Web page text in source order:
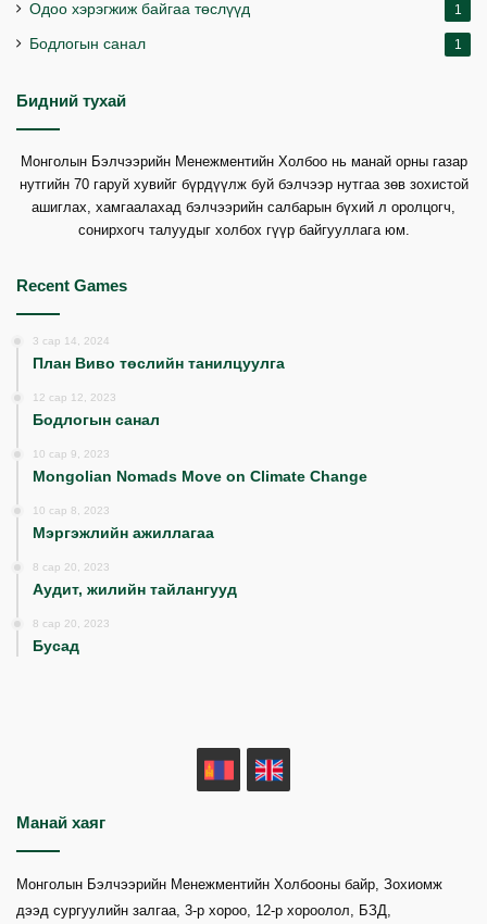
Одоо хэрэгжиж байгаа төслүүд 1
Бодлогын санал 1
Бидний тухай
Монголын Бэлчээрийн Менежментийн Холбоо нь манай орны газар
нутгийн 70 гаруй хувийг бүрдүүлж буй бэлчээр нутгаа зөв зохистой
ашиглах, хамгаалахад бэлчээрийн салбарын бүхий л оролцогч,
сонирхогч талуудыг холбох гүүр байгууллага юм.
Recent Games
3 сар 14, 2024
План Виво төслийн танилцуулга
12 сар 12, 2023
Бодлогын санал
10 сар 9, 2023
Mongolian Nomads Move on Climate Change
10 сар 8, 2023
Мэргэжлийн ажиллагаа
8 сар 20, 2023
Аудит, жилийн тайлангууд
8 сар 20, 2023
Бусад
MN
Манай хаяг
Монголын Бэлчээрийн Менежментийн Холбооны байр, Зохиомж
дээд сургуулийн залгаа, 3-р хороо, 12-р хороолол, БЗД,